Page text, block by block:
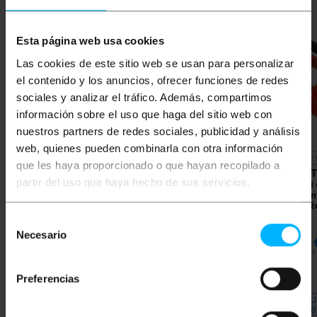
Esta página web usa cookies
Las cookies de este sitio web se usan para personalizar
el contenido y los anuncios, ofrecer funciones de redes
sociales y analizar el tráfico. Además, compartimos
información sobre el uso que haga del sitio web con
nuestros partners de redes sociales, publicidad y análisis
web, quienes pueden combinarla con otra información
que les haya proporcionado o que hayan recopilado a
partir del uso que haya hecho de sus servicios.
Necesario
Preferencias
BEMATIK Złącze RC
XT60 # 1 ładowanie i
i kobiet
PVP
1,59€
BEMATIKKabel T Wtyk
męski na HXT Banana
Obciążenie i zasilacz
REF:
PVP
2,07